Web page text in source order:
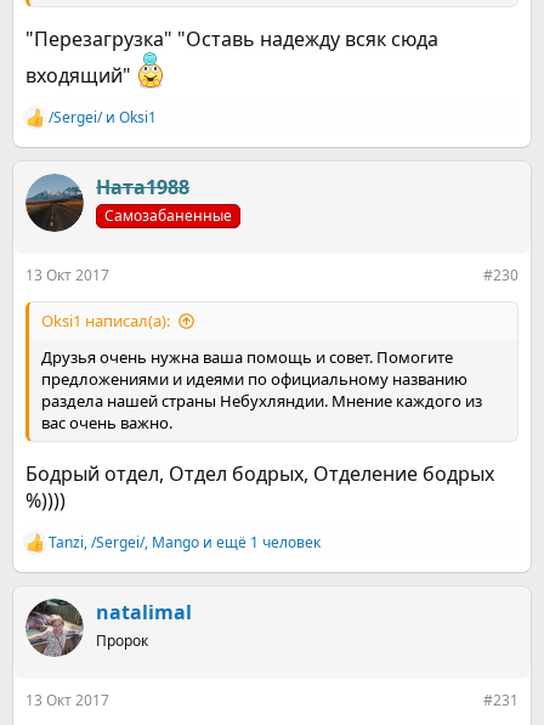
"Перезагрузка" "Оставь надежду всяк сюда
входящий"
Р
е
к
ц
и
/Sergei/и Оksi1
Ната1988
Самозабаненные
13 Окт 2017 #230
Оksi1 написал(а):
Друзья очень нужна ваша помощь и совет. Помогите
предложениями и идеями по официальному названию
раздела нашей страны Небухляндии. Мнение каждого из
вас очень важно.
Бодрый отдел, Отдел бодрых, Отделение бодрых
%))))
Р
е
к
ц
и
Tanzi,/Sergei/, Mango и ещё 1 человек
natalimal
Пророк
13 Окт 2017 #231